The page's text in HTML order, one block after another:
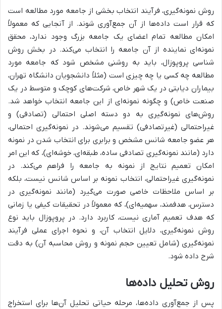
روش نمونه‌گیری، فرآیند انتخاب بخشی از جامعه مورد مطالعه است
که قرار است داده‌ها از آن جمع‌آوری شوند. از آنجایی که معمولاً
امکان مطالعه تمام اعضای یک جامعه بزرگ وجود ندارد، محقق
نمونه‌ای نماینده از آن جامعه را انتخاب می‌کند. در بخش روش
شناسی پروپوزال، باید به روشنی مشخص شود که جامعه مورد
مطالعه چه کسی یا چه چیزی است (مثلاً دانشجویان دانشگاه تهران،
بیماران دیابتی در یک شهر خاص، شرکت‌های کوچک و متوسط در یک
صنعت خاص) و چگونه نمونه‌ای از این جامعه انتخاب خواهد شد.
روش‌های نمونه‌گیری به دو دسته اصلی احتمالی (تصادفی) و
غیراحتمالی (غیرتصادفی) تقسیم می‌شوند. در نمونه‌گیری احتمالی،
هر عضو جامعه شانس مشخص و برابری برای انتخاب شدن در نمونه
دارد (مانند نمونه‌گیری تصادفی ساده، طبقه‌ای، خوشه‌ای)، که این امر
امکان تعمیم نتایج از نمونه به جامعه را فراهم می‌کند. در
نمونه‌گیری غیراحتمالی، انتخاب نمونه بر اساس شانس نیست، بلکه
بر اساس ملاحظات خاصی صورت می‌گیرد (مانند نمونه‌گیری در
دسترس، هدفمند، سهمیه‌ای)، که معمولاً در تحقیقات کیفی یا زمانی
که هدف تعمیم آماری نیست، کاربرد دارد. در پروپوزال باید نوع
روش نمونه‌گیری، دلایل انتخاب آن، و نحوه اجرای عملی فرآیند
نمونه‌گیری (شامل تعیین حجم نمونه و روش محاسبه آن) به دقت
شرح داده شود.
روش تحلیل داده‌ها
پس از جمع‌آوری داده‌ها، مرحله حیاتی تحلیل آن‌ها برای استخراج